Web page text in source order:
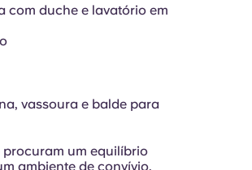
com duche e lavatório em
vassoura e balde para
um equilíbrio
ambiente de convívio.